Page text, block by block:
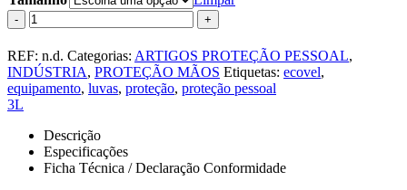
- +
REF: n.d. Categorias: ARTIGOS PROTEÇÃO PESSOAL,
INDÚSTRIA, PROTEÇÃO MÃOS Etiquetas: ecovel,
equipamento, luvas, proteção, proteção pessoal
3L
Descrição
Especificações
Ficha Técnica / Declaração Conformidade